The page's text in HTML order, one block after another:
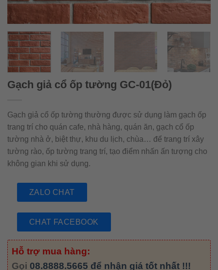
Gạch giả cổ ốp tường GC-01(Đỏ)
Gạch giả cổ ốp tường thường được sử dụng làm gạch ốp
trang trí cho quán cafe, nhà hàng, quán ăn, gạch cổ ốp
tường nhà ở, biệt thự, khu du lịch, chùa… để trang trí xây
tường rào, ốp tường trang trí, tạo điểm nhấn ấn tượng cho
không gian khi sử dụng.
ZALO CHAT
CHAT FACEBOOK
Hỗ trợ mua hàng:
Gọi 08.8888.5665 để nhận giá tốt nhất !!!